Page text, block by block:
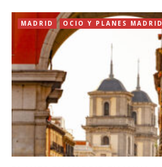
MADRID OCIO Y PLANES MADRID